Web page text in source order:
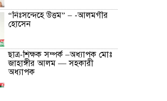
“নিঃসন্দেহে উত্তম” – -আলমগীর
হোসেন
ছাত্র-শিক্ষক সম্পর্ক –অধ্যাপক মোঃ
জাহাঙ্গীর আলম — সহকারী
অধ্যাপক